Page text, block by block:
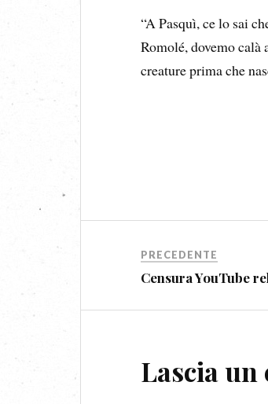
“A Pasquì, ce lo sai
Romolé, dovemo calà
creature prima che
PRECEDENTE
Censura YouTube
Lascia un